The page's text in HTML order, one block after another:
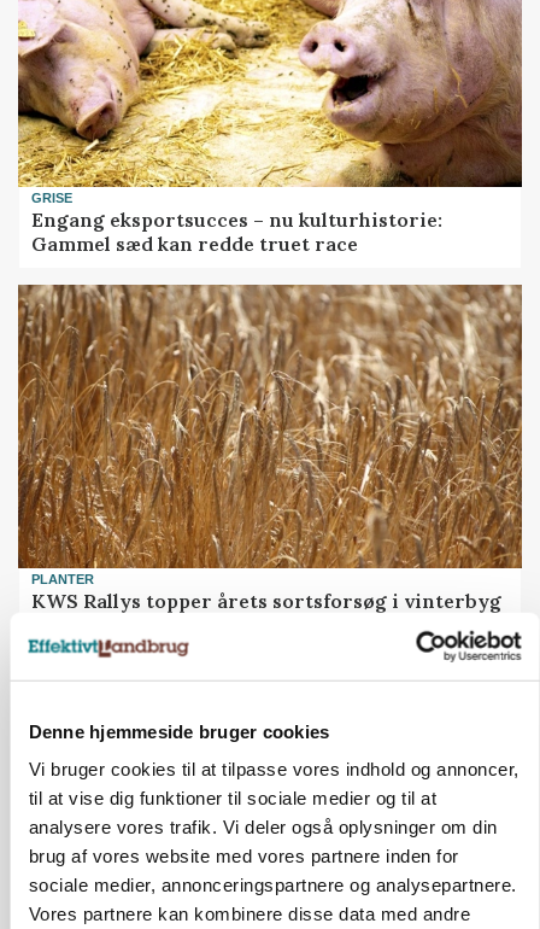
Denne hjemmeside bruger cookies
Vi bruger cookies til at tilpasse vores indhold og annoncer,
til at vise dig funktioner til sociale medier og til at
analysere vores trafik. Vi deler også oplysninger om din
brug af vores website med vores partnere inden for
sociale medier, annonceringspartnere og analysepartnere.
Vores partnere kan kombinere disse data med andre
GRISE
Engang eksportsucces – nu kulturhistorie:
Gammel sæd kan redde truet race
PLANTER
KWS Rallys topper årets sortsforsøg i vinterbyg